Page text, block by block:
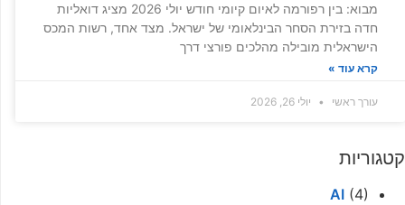
מבוא: בין רפורמה לאיום קיומי חודש יולי 2026 מציג דואליות
חדה בזירת הסחר הבינלאומי של ישראל. מצד אחד, רשות המכס
הישראלית מובילה מהלכים פורצי דרך
קרא עוד »
עורך ראשי יולי 26, 2026
קטגוריות
AI (4)